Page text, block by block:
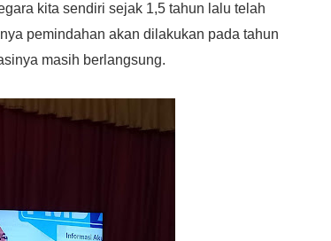
kita sendiri sejak 1,5 tahun lalu telah
pemindahan akan dilakukan pada tahun
masih berlangsung.